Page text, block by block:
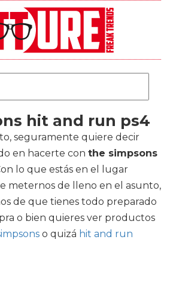
hit and run ps4
seguramente quiere decir
en hacerte con the simpsons
lo que estás en el lugar
meternos de lleno en el asunto,
de que tienes todo preparado
o bien quieres ver productos
o quizá hit and run